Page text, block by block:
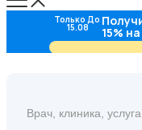
Только До
15.08 15%